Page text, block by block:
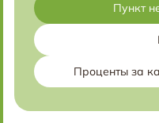
Пункт
Проценты за